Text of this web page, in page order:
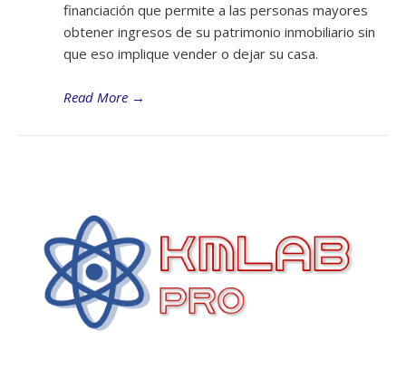
financiación que permite a las personas mayores
obtener ingresos de su patrimonio inmobiliario sin
que eso implique vender o dejar su casa.
Read More →